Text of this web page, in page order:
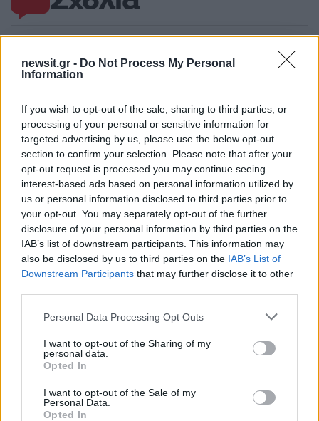
newsit.gr - Do Not Process My Personal
Information
If you wish to opt-out of the sale, sharing to third parties, or
processing of your personal or sensitive information for
targeted advertising by us, please use the below opt-out
section to confirm your selection. Please note that after your
opt-out request is processed you may continue seeing
interest-based ads based on personal information utilized by
us or personal information disclosed to third parties prior to
your opt-out. You may separately opt-out of the further
disclosure of your personal information by third parties on the
IAB’s list of downstream participants. This information may
also be disclosed by us to third parties on the IAB’s List of
Downstream Participants that may further disclose it to other
Please note that this website/app uses one or more Google
not limited to your visit or usage behaviour. You may click to
grant or deny consent to Google and its third-party tags to
use your data for below specified purposes in below Google
consent section.
Personal Data Processing Opt Outs
I want to opt-out of the Sharing of my
personal data.
Opted In
I want to opt-out of the Sale of my
Personal Data.
Opted In
50 /50
2000 /2000
Υποβολή σχολίου
. Το site προστατεύεται από reCAPTCHA, ισχύουν
Πολιτική Απορρήτου&Όροι Χρήσηςτης Google.
MODERN CINDERELLA
Share:
ενημερωθείτε πρώτοι για όλη την ειδησεογραφία και τα
τελευταία νέατης ημέρας